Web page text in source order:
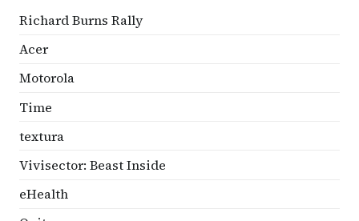
Richard Burns Rally
Acer
Motorola
Time
textura
Vivisector: Beast Inside
eHealth